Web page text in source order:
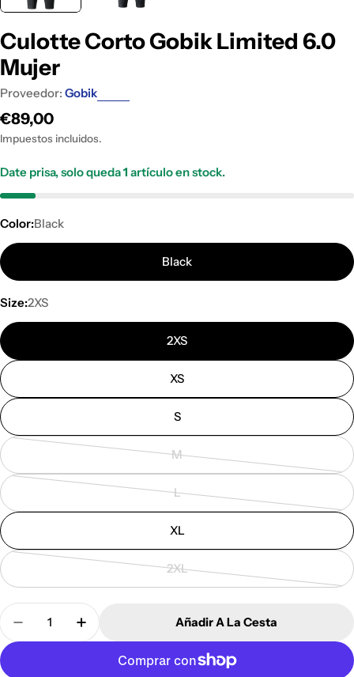
Culotte Corto Gobik Limited 6.0
Mujer
Proveedor: Gobik
Precio
habitual
€89,00
Impuestos incluidos.
Date prisa, solo queda1 artículo en stock.
Color:Black
Black
Size:2XS
2XS
XS
S
M
Variante
o
disponible
L
Variante
o
disponible
XL
2XL
Variante
o
disponible
Cantidad
Disminuir Cantidad Para Culotte Corto Gobik
Aumentar Cantidad Para Culotte Corto
Añadir A La Cesta